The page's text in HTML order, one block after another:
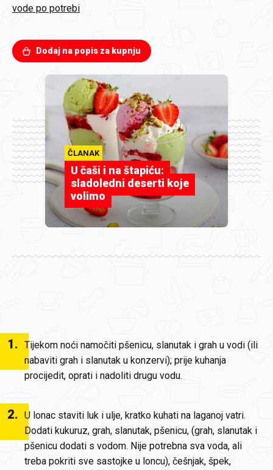
vode po potrebi
Dodaj na popis za kupnju
ČLANAK
U čaši i na štapiću:
sladoledni deserti koje
volimo
1. Tijekom noći namočiti pšenicu, slanutak i grah u vodi (ili
nabaviti grah i slanutak u konzervi); prije kuhanja
procijedit, oprati i nadoliti drugu vodu.
2. U lonac staviti luk i ulje, kratko kuhati na laganoj vatri.
Dodati kukuruz, grah, slanutak, pšenicu, (grah, slanutak i
pšenicu dodati s vodom. Nije potrebna sva voda, ali
treba pokriti sve sastojke u loncu), češnjak, špek,